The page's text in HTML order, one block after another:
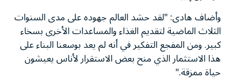
وأضاف هادى: "لقد حشد العالم جهوده على مدى السنوات
الثلاث الماضية لتقديم الغذاء والمساعدات الأخرى بسخاء
كبير. ومن المفجع التفكير في أنه لم يعد بوسعنا البناء على
هذا الاستثمار الذي منح بعض الاستقرار لأناس يعيشون
حياة ممزقة."